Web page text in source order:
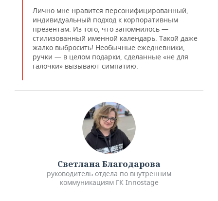
Лично мне нравится персонифицированный,
индивидуальный подход к корпоративным
презентам. Из того, что запомнилось —
стилизованный именной календарь. Такой даже
жалко выбросить! Необычные ежедневники,
ручки — в целом подарки, сделанные «не для
галочки» вызывают симпатию.
Светлана Благодарова
руководитель отдела по внутренним
коммуникациям ГК Innostage